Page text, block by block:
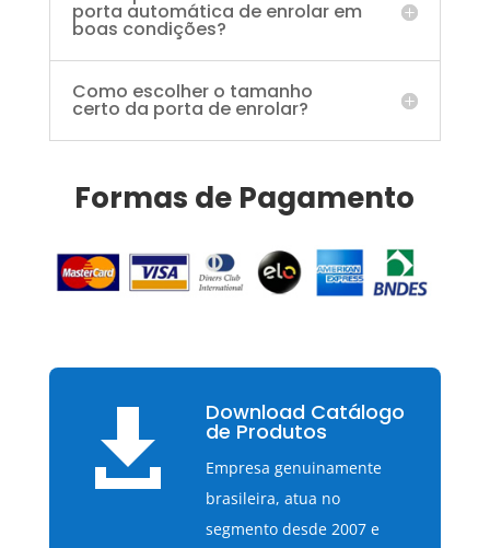
porta automática de enrolar em
boas condições?
Como escolher o tamanho
certo da porta de enrolar?
Formas de Pagamento
 Download Catálogo
de Produtos
Empresa genuinamente
brasileira, atua no
segmento desde 2007 e